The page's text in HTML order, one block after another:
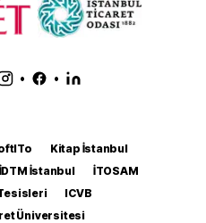
• •
Kitap İstanbul
İDTM İstanbul
İTOSAM
ICVB
Üniversitesi